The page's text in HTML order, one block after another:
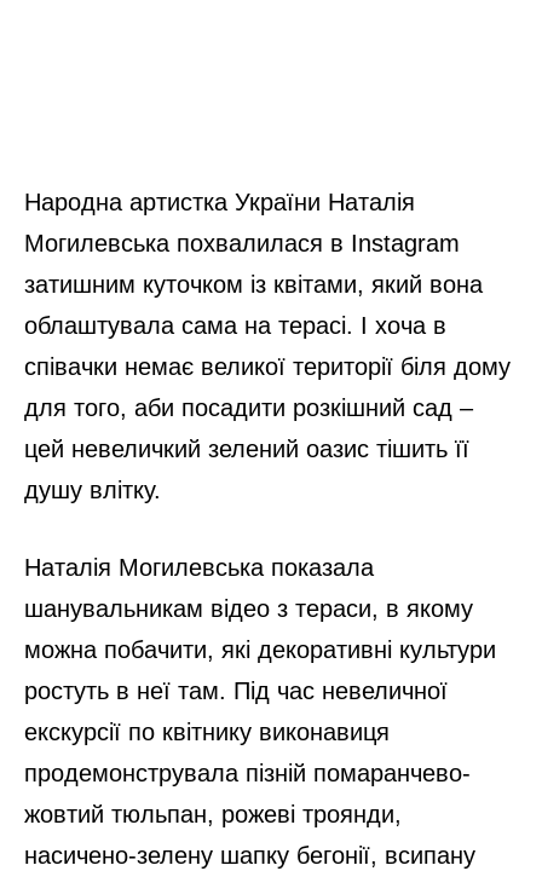
Народна артистка України Наталія
Могилевська похвалилася в Instagram
затишним куточком із квітами, який вона
облаштувала сама на терасі. І хоча в
співачки немає великої території біля дому
для того, аби посадити розкішний сад –
цей невеличкий зелений оазис тішить її
душу влітку.
Наталія Могилевська показала
шанувальникам відео з тераси, в якому
можна побачити, які декоративні культури
ростуть в неї там. Під час невеличної
екскурсії по квітнику виконавиця
продемонструвала пізній помаранчево-
жовтий тюльпан, рожеві троянди,
насичено-зелену шапку бегонії, всипану